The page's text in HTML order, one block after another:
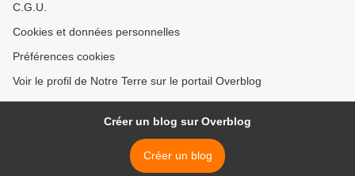
C.G.U.
Cookies et données personnelles
Préférences cookies
Voir le profil de Notre Terre sur le portail Overblog
Créer un blog sur Overblog
Créer un blog